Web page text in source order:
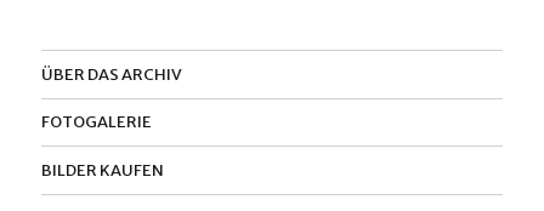
ÜBER DAS ARCHIV
FOTOGALERIE
BILDER KAUFEN